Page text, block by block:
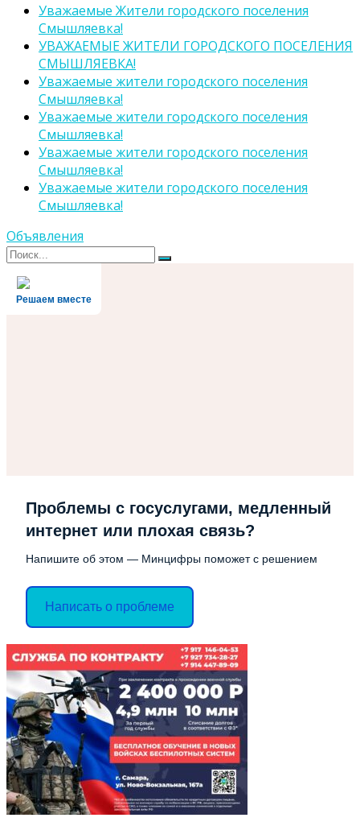
Уважаемые Жители городского поселения
Смышляевка!
УВАЖАЕМЫЕ ЖИТЕЛИ ГОРОДСКОГО ПОСЕЛЕНИЯ
СМЫШЛЯЕВКА!
Уважаемые жители городского поселения
Смышляевка!
Уважаемые жители городского поселения
Смышляевка!
Уважаемые жители городского поселения
Смышляевка!
Уважаемые жители городского поселения
Смышляевка!
Объявления
Поиск
Поиск
Решаем вместе
Проблемы с госуслугами, медленный
интернет или плохая связь?
Напишите об этом — Минцифры поможет с решением
Написать о проблеме